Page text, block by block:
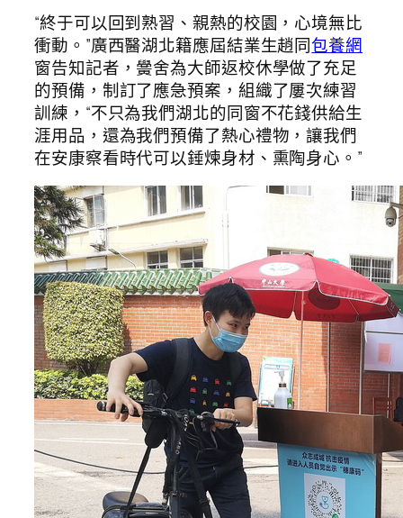
“終于可以回到熟習、親熱的校園，心境無比
衝動。”廣西醫湖北籍應屆結業生趙同包養網
窗告知記者，黌舍為大師返校休學做了充足
的預備，制訂了應急預案，組織了屢次練習
訓練，“不只為我們湖北的同窗不花錢供給生
涯用品，還為我們預備了熱心禮物，讓我們
在安康察看時代可以錘煉身材、熏陶身心。”